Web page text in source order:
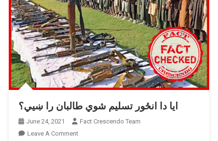
ایا دا انځور تسلیم شوي طالبان را ښیي؟
June 24, 2021
Fact Crescendo Team
Leave A CommentOn